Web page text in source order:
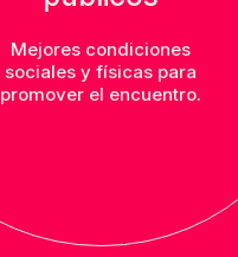
Mejores condiciones
sociales y físicas para
promover el encuentro.